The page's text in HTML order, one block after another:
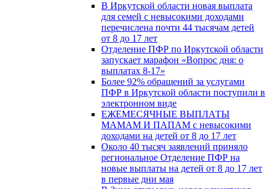
В Иркутской области новая выплата
для семей с невысокими доходами
перечислена почти 44 тысячам детей
от 8 до 17 лет
Отделение ПФР по Иркутской области
запускает марафон «Вопрос дня: о
выплатах 8-17»
Более 92% обращений за услугами
ПФР в Иркутской области поступили в
электронном виде
ЕЖЕМЕСЯЧНЫЕ ВЫПЛАТЫ
МАМАМ И ПАПАМ с невысокими
доходами на детей от 8 до 17 лет
Около 40 тысяч заявлений приняло
региональное Отделение ПФР на
новые выплаты на детей от 8 до 17 лет
в первые дни мая